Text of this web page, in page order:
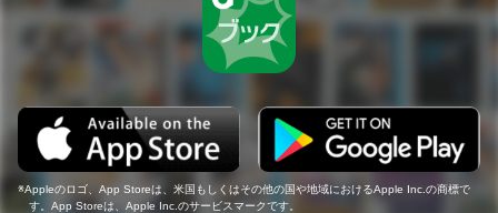
Appleのロゴ、App Storeは、米国もしくはその他の国や地域におけるApple Inc.の商標で
す。App Storeは、Apple Inc.のサービスマークです。